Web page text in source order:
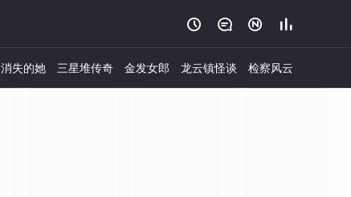
   
消失的她 三星堆传奇 金发女郎 龙云镇怪谈 检察风云